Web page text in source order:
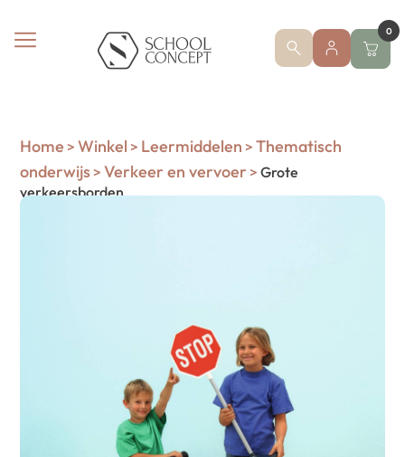
0
Home > Winkel > Leermiddelen > Thematisch
onderwijs> Verkeer en vervoer> Grote
verkeersborden